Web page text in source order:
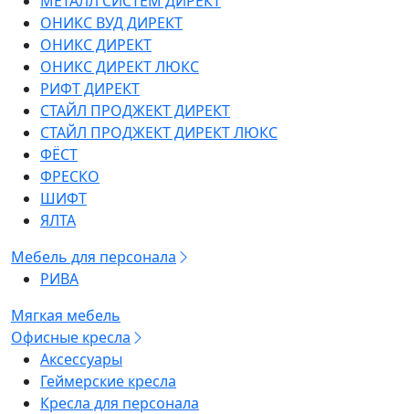
ОНИКС ВУД ДИРЕКТ
ОНИКС ДИРЕКТ
ОНИКС ДИРЕКТ ЛЮКС
РИФТ ДИРЕКТ
СТАЙЛ ПРОДЖЕКТ ДИРЕКТ
СТАЙЛ ПРОДЖЕКТ ДИРЕКТ ЛЮКС
ФЁСТ
ФРЕСКО
ШИФТ
ЯЛТА
Мебель для персонала
РИВА
Мягкая мебель
Офисные кресла
Аксессуары
Геймерские кресла
Кресла для персонала